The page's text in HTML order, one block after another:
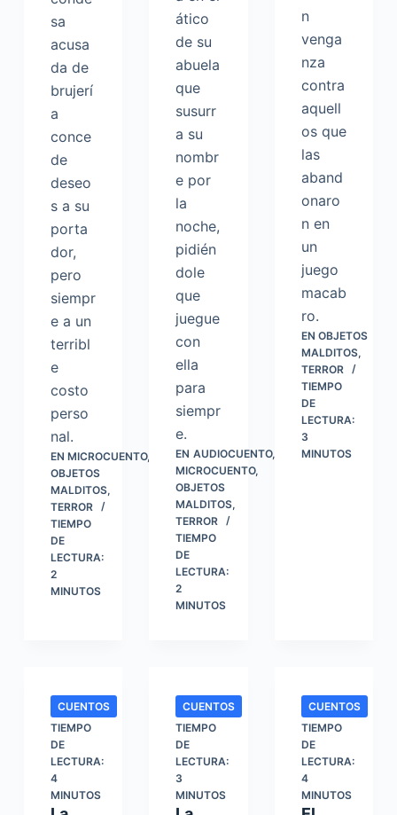
sa
acusa
da de
brujerí
a
conce
de
deseo
s a su
porta
dor,
pero
siempr
e a un
terribl
e
costo
perso
nal.
EN MICROCUENTO,
OBJETOS
MALDITOS,
TERROR
TIEMPO
DE
LECTURA:
2
MINUTOS
ático
de su
abuela
que
susurr
a su
nombr
e por
la
noche,
pidién
dole
que
juegue
con
ella
para
siempr
e.
EN AUDIOCUENTO,
MICROCUENTO,
OBJETOS
MALDITOS,
TERROR
TIEMPO
DE
LECTURA:
2
MINUTOS
n
venga
nza
contra
aquell
os que
las
aband
onaro
n en
un
juego
macab
ro.
EN OBJETOS
MALDITOS,
TERROR
TIEMPO
DE
LECTURA:
3
MINUTOS
CUENTOS
TIEMPO
DE
LECTURA:
4
MINUTOS
CUENTOS
TIEMPO
DE
LECTURA:
3
MINUTOS
CUENTOS
TIEMPO
DE
LECTURA:
4
MINUTOS